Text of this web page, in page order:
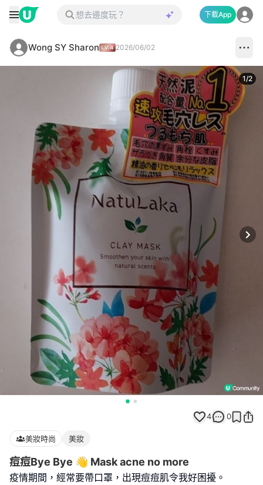
下載App
Wong SY Sharon 2026/06/02
1/2
4 0
美妝時尚 美妝
痘痘Bye Bye 👋 Mask acne no more
疫情期間，經常要帶口罩，出現痘痘肌令我好困擾。